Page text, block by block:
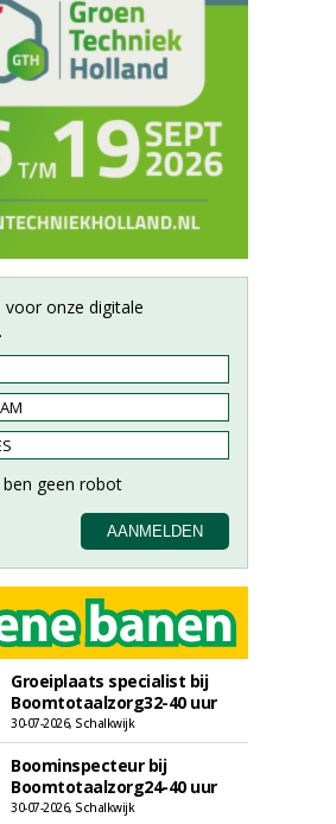
voor onze digitale
Groeiplaats specialist bij
Boomtotaalzorg32-40 uur
30-07-2026, Schalkwijk
Boominspecteur bij
Boomtotaalzorg24-40 uur
30-07-2026, Schalkwijk